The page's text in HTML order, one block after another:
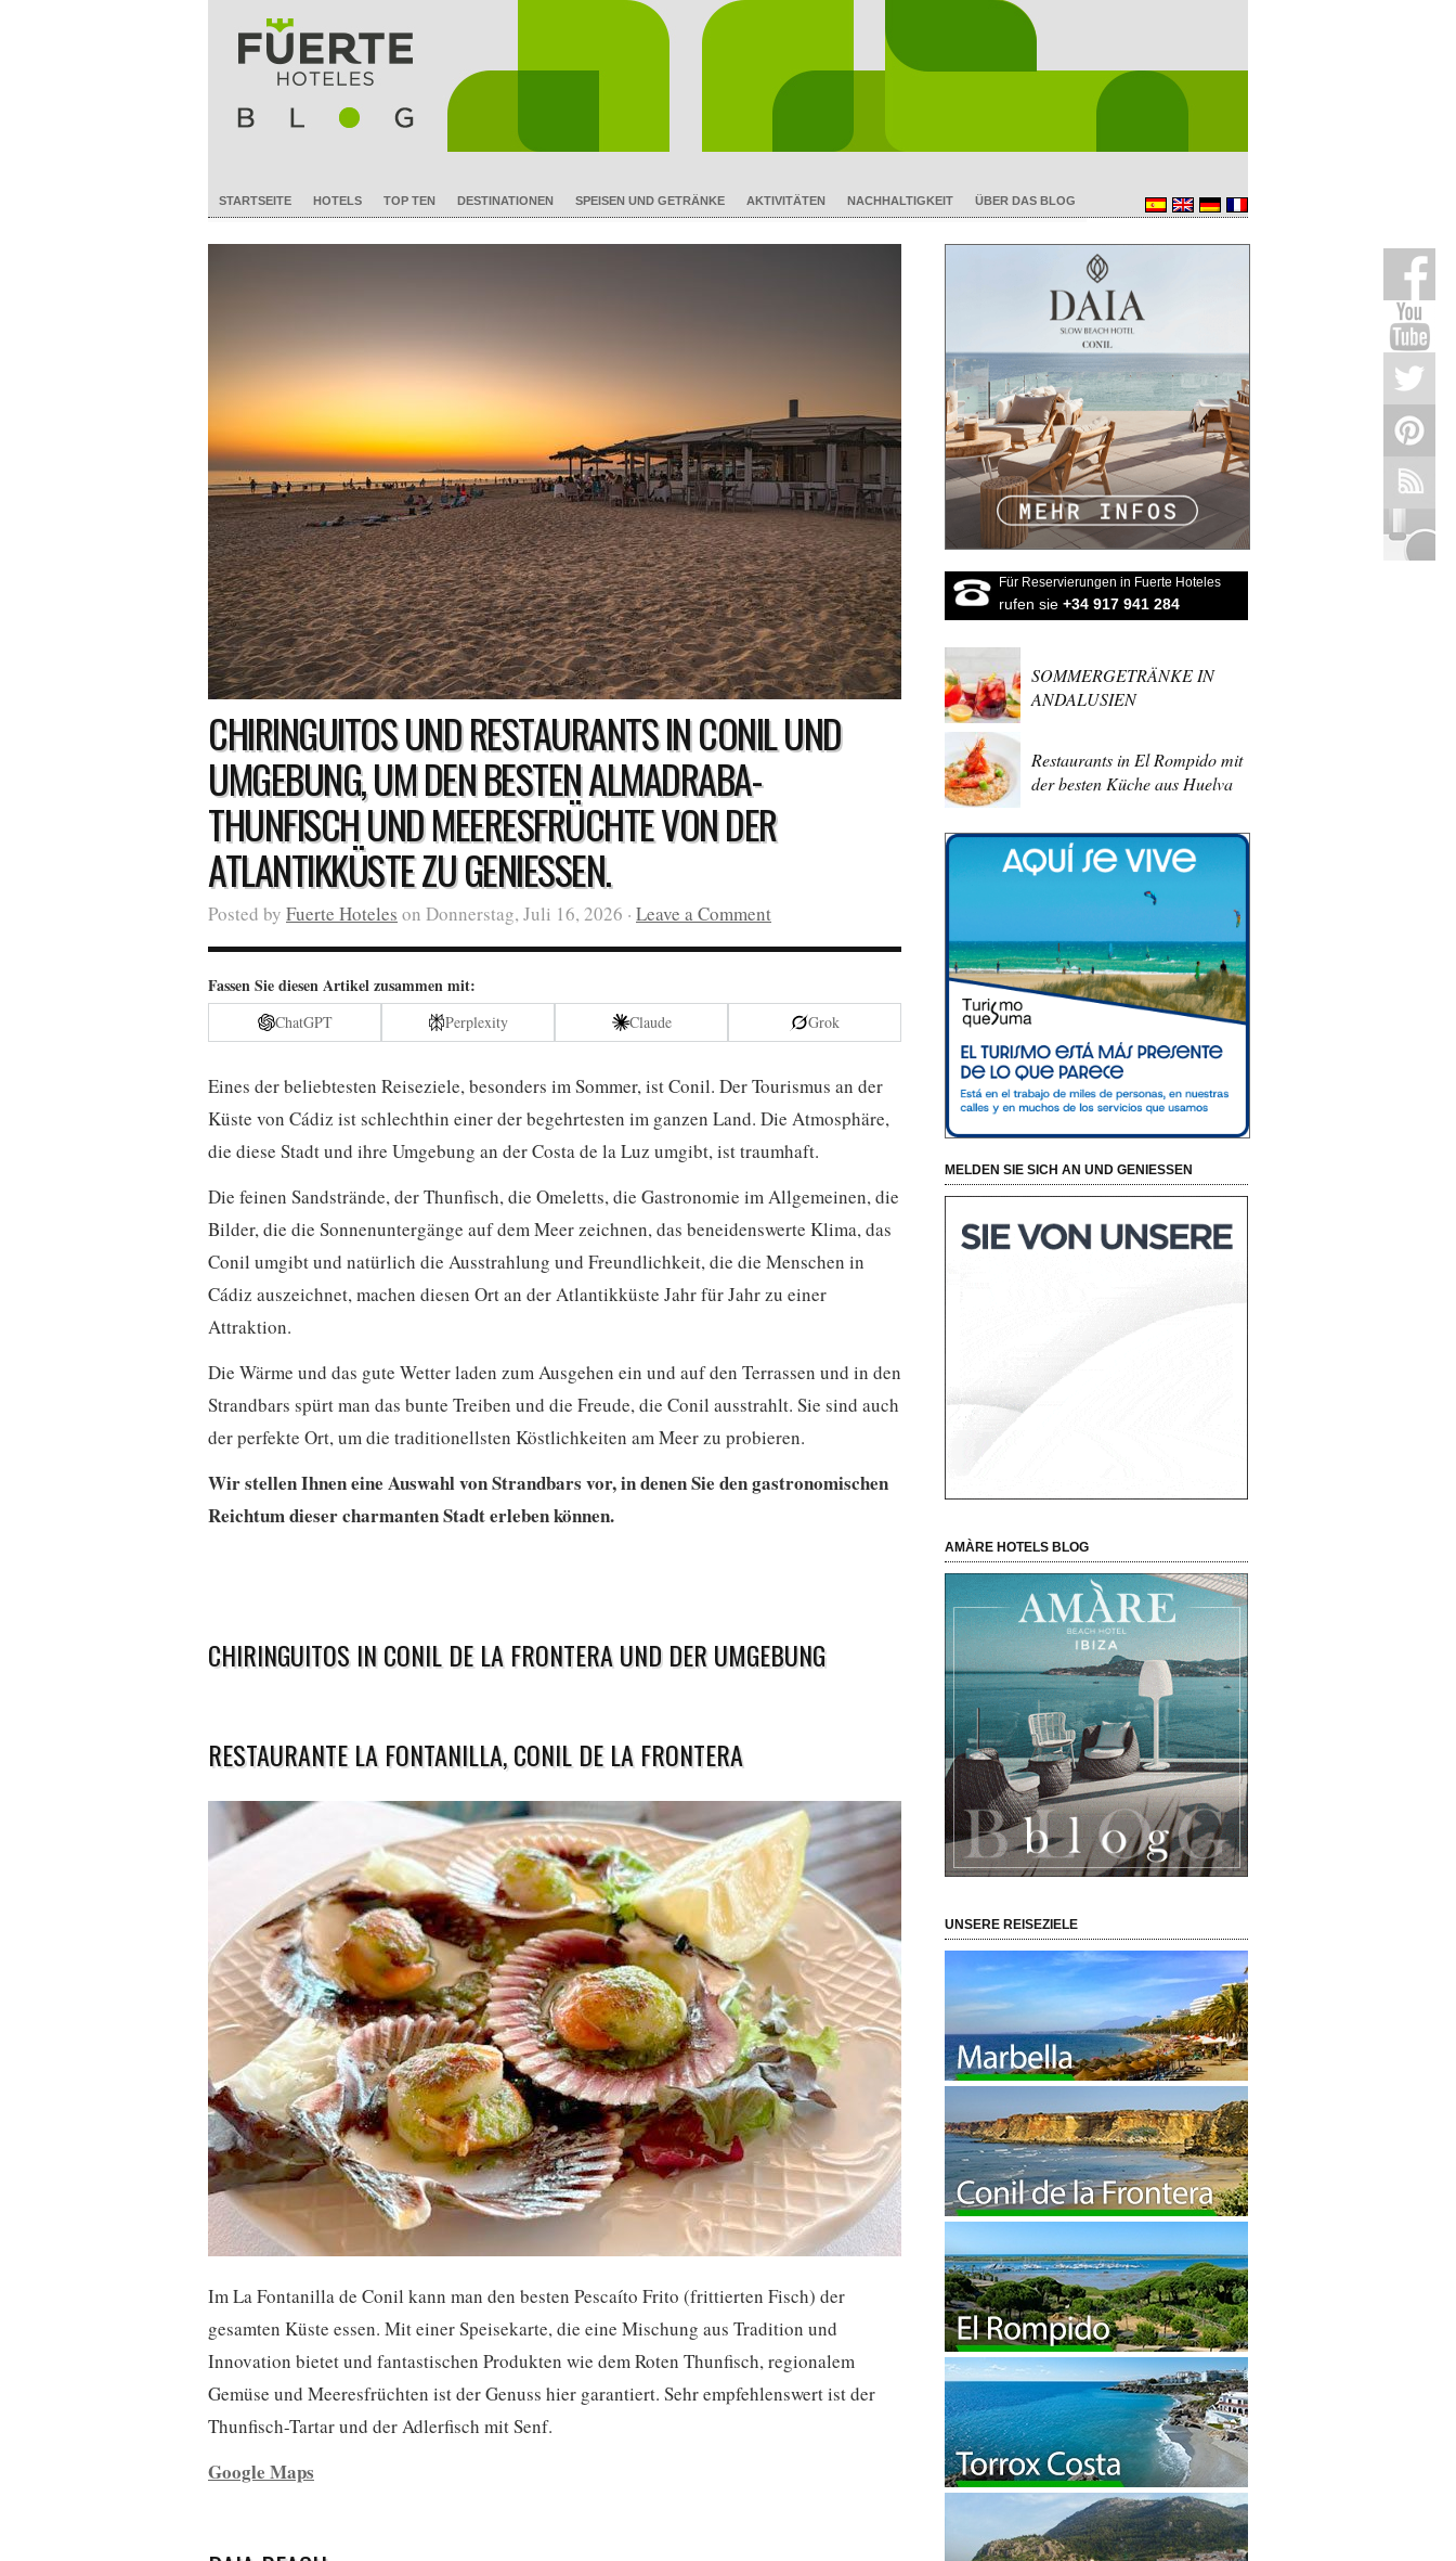
STARTSEITE HOTELS TOP TEN DESTINATIONEN SPEISEN UND GETRÄNKE AKTIVITÄTEN NACHHALTIGKEIT ÜBER DAS BLOG
CHIRINGUITOS UND RESTAURANTS IN CONIL UND
UMGEBUNG, UM DEN BESTEN ALMADRABA-
THUNFISCH UND MEERESFRÜCHTE VON DER
ATLANTIKKÜSTE ZU GENIESSEN.
Posted by Fuerte Hoteles on Donnerstag, Juli 16, 2026 · Leave a Comment
Fassen Sie diesen Artikel zusammen mit:
ChatGPT Perplexity Claude Grok
Eines der beliebtesten Reiseziele, besonders im Sommer, ist Conil. Der Tourismus an der
Küste von Cádiz ist schlechthin einer der begehrtesten im ganzen Land. Die Atmosphäre,
die diese Stadt und ihre Umgebung an der Costa de la Luz umgibt, ist traumhaft.
Die feinen Sandstrände, der Thunfisch, die Omeletts, die Gastronomie im Allgemeinen, die
Bilder, die die Sonnenuntergänge auf dem Meer zeichnen, das beneidenswerte Klima, das
Conil umgibt und natürlich die Ausstrahlung und Freundlichkeit, die die Menschen in
Cádiz auszeichnet, machen diesen Ort an der Atlantikküste Jahr für Jahr zu einer
Attraktion.
Die Wärme und das gute Wetter laden zum Ausgehen ein und auf den Terrassen und in den
Strandbars spürt man das bunte Treiben und die Freude, die Conil ausstrahlt. Sie sind auch
der perfekte Ort, um die traditionellsten Köstlichkeiten am Meer zu probieren.
Wir stellen Ihnen eine Auswahl von Strandbars vor, in denen Sie den gastronomischen
Reichtum dieser charmanten Stadt erleben können.
CHIRINGUITOS IN CONIL DE LA FRONTERA UND DER UMGEBUNG
RESTAURANTE LA FONTANILLA, CONIL DE LA FRONTERA
Im La Fontanilla de Conil kann man den besten Pescaíto Frito (frittierten Fisch) der
gesamten Küste essen. Mit einer Speisekarte, die eine Mischung aus Tradition und
Innovation bietet und fantastischen Produkten wie dem Roten Thunfisch, regionalem
Gemüse und Meeresfrüchten ist der Genuss hier garantiert. Sehr empfehlenswert ist der
Thunfisch-Tartar und der Adlerfisch mit Senf.
Google Maps
Für Reservierungen in Fuerte Hoteles
rufen sie +34 917 941 284
SOMMERGETRÄNKE IN
ANDALUSIEN
Restaurants in El Rompido mit
der besten Küche aus Huelva
MELDEN SIE SICH AN UND GENIESSEN
AMÀRE HOTELS BLOG
UNSERE REISEZIELE